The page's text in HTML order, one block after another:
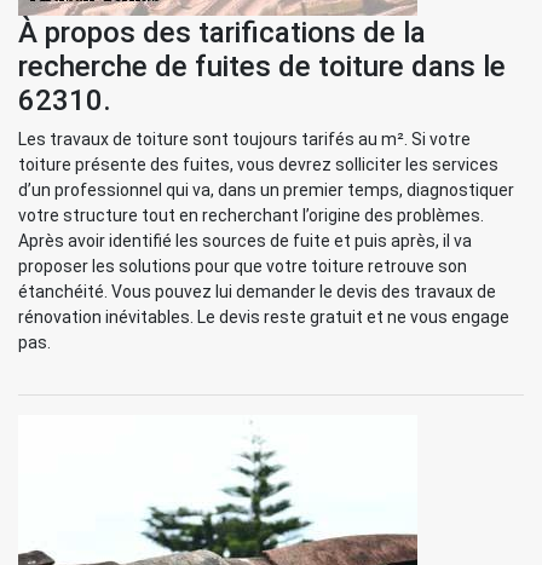
À propos des tarifications de la
recherche de fuites de toiture dans le
62310.
Les travaux de toiture sont toujours tarifés au m². Si votre
toiture présente des fuites, vous devrez solliciter les services
d’un professionnel qui va, dans un premier temps, diagnostiquer
votre structure tout en recherchant l’origine des problèmes.
Après avoir identifié les sources de fuite et puis après, il va
proposer les solutions pour que votre toiture retrouve son
étanchéité. Vous pouvez lui demander le devis des travaux de
rénovation inévitables. Le devis reste gratuit et ne vous engage
pas.